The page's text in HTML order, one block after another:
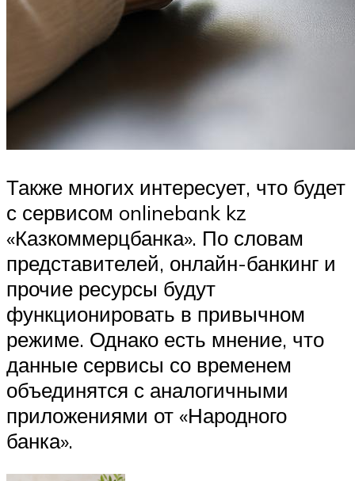
Также многих интересует, что будет
с сервисом onlinebank kz
«Казкоммерцбанка». По словам
представителей, онлайн-банкинг и
прочие ресурсы будут
функционировать в привычном
режиме. Однако есть мнение, что
данные сервисы со временем
объединятся с аналогичными
приложениями от «Народного
банка».